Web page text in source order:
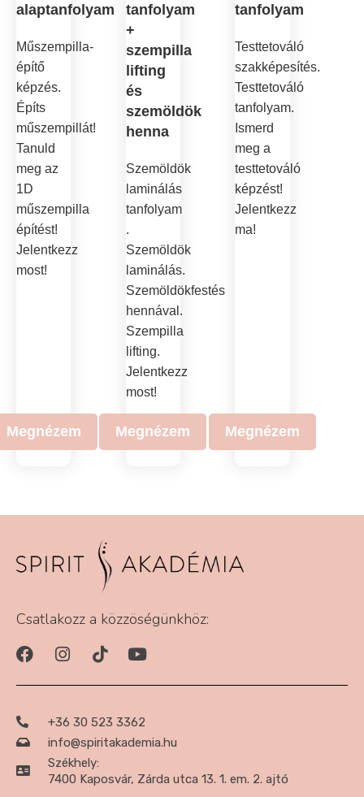
alaptanfolyam
Műszempilla-
építő
képzés.
Építs
műszempillát!
Tanuld
meg az
1D
műszempilla
építést!
Jelentkezz
most!
Megnézem
tanfolyam
+
szempilla
lifting
és
szemöldök
henna
Szemöldök
laminálás
tanfolyam
.
Szemöldök
laminálás.
Szemöldökfestés
hennával.
Szempilla
lifting.
Jelentkezz
most!
Megnézem
tanfolyam
Testtetováló
szakképesítés.
Testtetováló
tanfolyam.
Ismerd
meg a
testtetováló
képzést!
Jelentkezz
ma!
Megnézem
Csatlakozz a közzöségünkhöz:
+36 30 523 3362
info@spiritakademia.hu
Székhely:
7400 Kaposvár, Zárda utca 13. 1. em. 2. ajtó